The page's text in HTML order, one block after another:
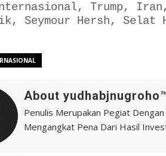
Trump,
Seymour Hersh, Selat
About
Penulis Merupakan Pegiat
Mengangkat Pena Dari Hasil